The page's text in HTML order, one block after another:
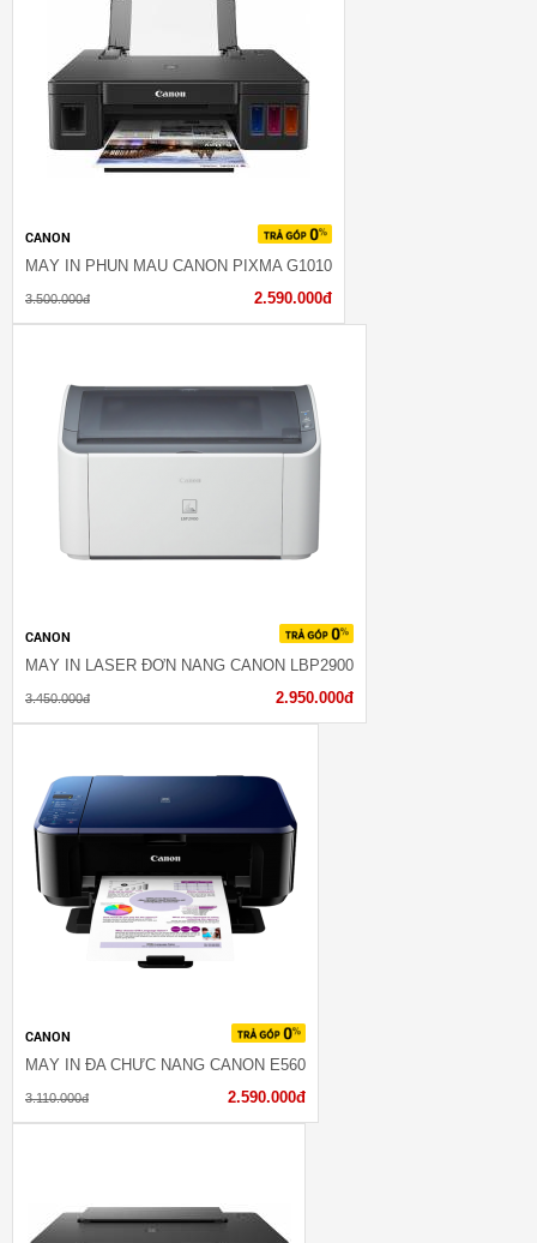
CANON
MÁY IN PHUN MÀU CANON PIXMA G1010
3.500.000đ 2.590.000đ
CANON
MÁY IN LASER ĐƠN NĂNG CANON LBP2900
3.450.000đ 2.950.000đ
CANON
MÁY IN ĐA CHỨC NĂNG CANON E560
3.110.000đ 2.590.000đ